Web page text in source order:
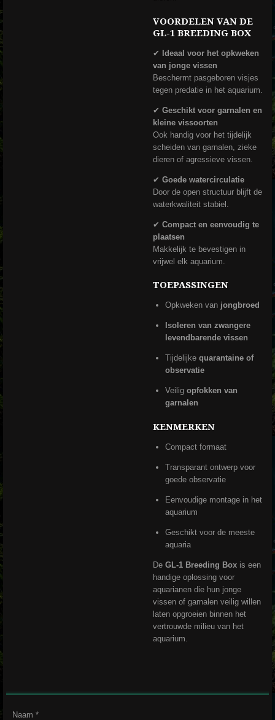
VOORDELEN VAN DE
GL-1 BREEDING BOX
✔ Ideaal voor het opkweken
van jonge vissen
Beschermt pasgeboren visjes
tegen predatie in het aquarium.
✔ Geschikt voor garnalen en
kleine vissoorten
Ook handig voor het tijdelijk
scheiden van garnalen, zieke
dieren of agressieve vissen.
✔ Goede watercirculatie
Door de open structuur blijft de
waterkwaliteit stabiel.
✔ Compact en eenvoudig te
plaatsen
Makkelijk te bevestigen in
vrijwel elk aquarium.
TOEPASSINGEN
Opkweken van jongbroed
Isoleren van zwangere
levendbarende vissen
Tijdelijke quarantaine of
observatie
Veilig opfokken van
garnalen
KENMERKEN
Compact formaat
Transparant ontwerp voor
goede observatie
Eenvoudige montage in het
aquarium
Geschikt voor de meeste
aquaria
De GL-1 Breeding Box is een
handige oplossing voor
aquarianen die hun jonge
vissen of garnalen veilig willen
laten opgroeien binnen het
vertrouwde milieu van het
aquarium.
Naam *